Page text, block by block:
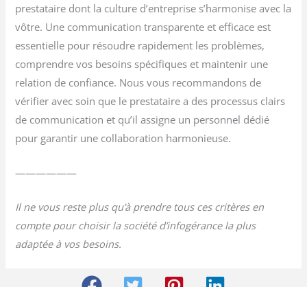
prestataire dont la culture d’entreprise s’harmonise avec la
vôtre. Une communication transparente et efficace est
essentielle pour résoudre rapidement les problèmes,
comprendre vos besoins spécifiques et maintenir une
relation de confiance. Nous vous recommandons de
vérifier avec soin que le prestataire a des processus clairs
de communication et qu’il assigne un personnel dédié
pour garantir une collaboration harmonieuse.
——————
Il ne vous reste plus qu’à prendre tous ces critères en
compte pour choisir la société d’infogérance la plus
adaptée à vos besoins.